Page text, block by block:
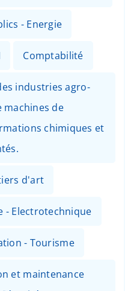
- Energie
Comptabilité
industries agro-
machines de
chimiques et
d'art
- Electrotechnique
- Tourisme
et maintenance